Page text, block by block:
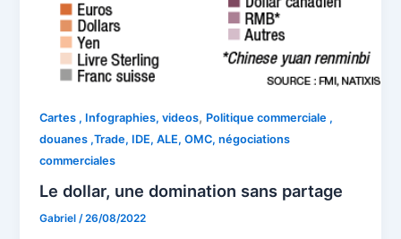
Cartes , Infographies, videos, Politique commerciale ,
douanes ,Trade, IDE, ALE, OMC, négociations
commerciales
Le dollar, une domination sans partage
Gabriel/26/08/2022